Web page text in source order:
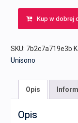
Kup w dobrej
SKU: 7b2c7a719e3b
Unisono
Opis
Opis